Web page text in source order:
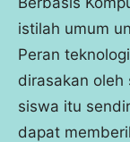
istilah umum
Peran
dirasakan oleh
siswa itu
dapat